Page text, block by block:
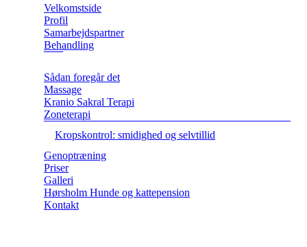
Velkomstside
Profil
Samarbejdspartner
Behandling
Sådan foregår det
Massage
Kranio Sakral Terapi
Zoneterapi
Kropskontrol: smidighed og selvtillid
Genoptræning
Priser
Galleri
Hørsholm Hunde og kattepension
Kontakt